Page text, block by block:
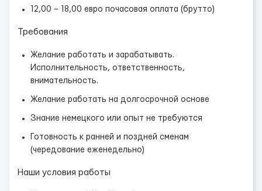
12,00 – 18,00 евро почасовая оплата (брутто)
Требования
Желание работать и зарабатывать.
Исполнительность, ответственность,
внимательность.
Желание работать на долгосрочной основе
Знание немецкого или опыт не требуются
Готовность к ранней и поздней сменам
(чередование еженедельно)
Наши условия работы